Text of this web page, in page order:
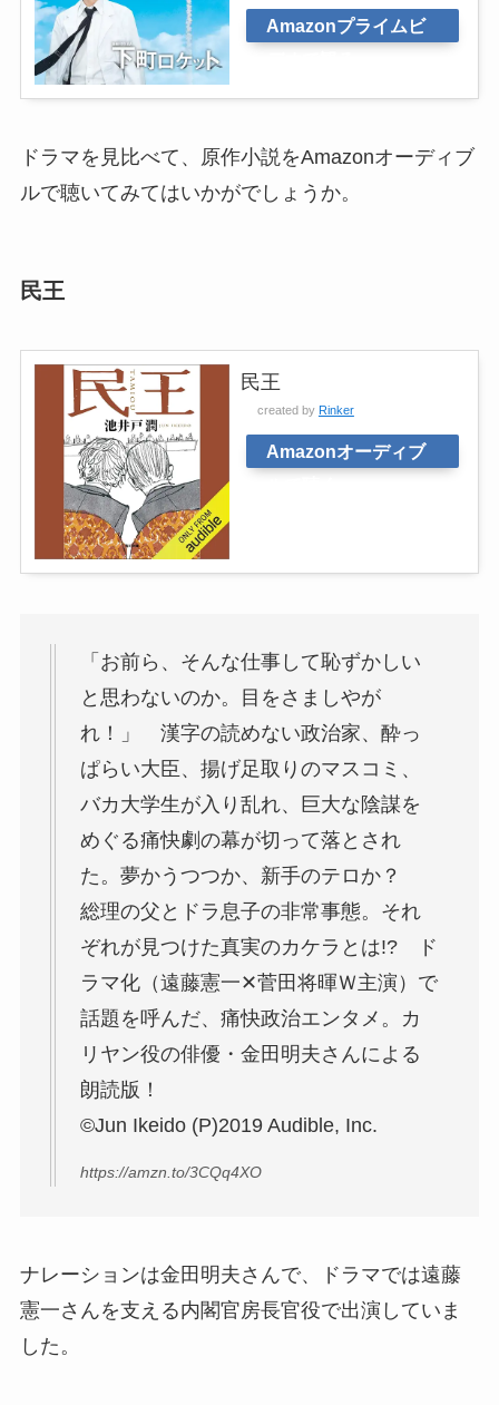
Amazonプライムビ
ドラマを見比べて、原作小説をAmazonオーディブ
ルで聴いてみてはいかがでしょうか。
民王
民王
created by Rinker
Amazonオーディブ
「お前ら、そんな仕事して恥ずかしい
と思わないのか。目をさましやが
れ！」 漢字の読めない政治家、酔っ
ぱらい大臣、揚げ足取りのマスコミ、
バカ大学生が入り乱れ、巨大な陰謀を
めぐる痛快劇の幕が切って落とされ
た。夢かうつつか、新手のテロか？
総理の父とドラ息子の非常事態。それ
ぞれが見つけた真実のカケラとは!? ド
ラマ化（遠藤憲一✕菅田将暉Ｗ主演）で
話題を呼んだ、痛快政治エンタメ。カ
リヤン役の俳優・金田明夫さんによる
朗読版！
©Jun Ikeido (P)2019 Audible, Inc.
https://amzn.to/3CQq4XO
ナレーションは金田明夫さんで、ドラマでは遠藤
憲一さんを支える内閣官房長官役で出演していま
した。